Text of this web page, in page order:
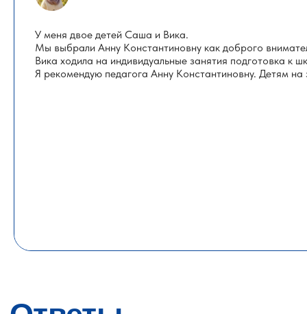
У меня двое детей Саша и Вика.
Мы выбрали Анну Константиновну как доброго
Вика ходила на индивидуальные занятия подготовка к
Я рекомендую педагога Анну Константиновну. Детям на